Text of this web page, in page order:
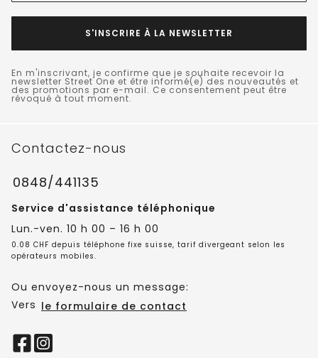
S'INSCRIRE À LA NEWSLETTER
En m'inscrivant, je confirme que je souhaite recevoir la
newsletter Street One et être informé(e) des nouveautés et
des promotions par e-mail. Ce consentement peut être
révoqué à tout moment.
Contactez-nous
0848/441135
Service d'assistance téléphonique
Lun.-ven. 10 h 00 – 16 h 00
0.08 CHF depuis téléphone fixe suisse, tarif divergeant selon les
opérateurs mobiles.
Ou envoyez-nous un message:
Vers le formulaire de contact